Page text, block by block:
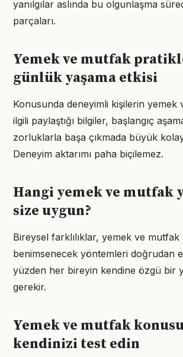
yanılgılar aslında bu olgunlaşma
parçaları.
Yemek ve mutfak
günlük yaşama etkisi
Konusunda deneyimli kişilerin yemek
ilgili paylaştığı bilgiler, başlangıç
zorluklarla başa çıkmada büyük
Deneyim aktarımı paha biçilemez.
Hangi yemek ve mutfak
size uygun?
Bireysel farklılıklar, yemek ve mutfak
benimsenecek yöntemleri doğrudan
yüzden her bireyin kendine özgü bir
gerekir.
Yemek ve mutfak
kendinizi test edin